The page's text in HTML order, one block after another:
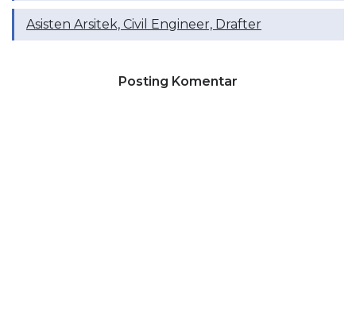
Asisten Arsitek, Civil Engineer, Drafter
Posting Komentar